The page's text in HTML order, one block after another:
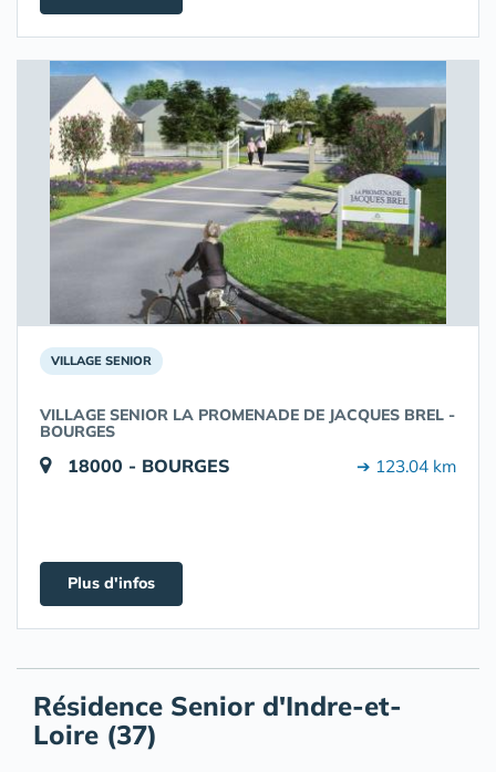
VILLAGE SENIOR
VILLAGE SENIOR LA PROMENADE DE JACQUES BREL -
BOURGES
18000 - BOURGES ➔ 123.04 km
Plus d'infos
Résidence Senior d'Indre-et-
Loire (37)